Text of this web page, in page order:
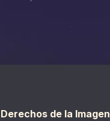
de la Imagen